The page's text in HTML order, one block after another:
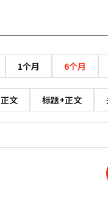
1个月 6个月
正文 标题+正文